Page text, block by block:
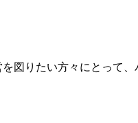
図りたい方々にとって